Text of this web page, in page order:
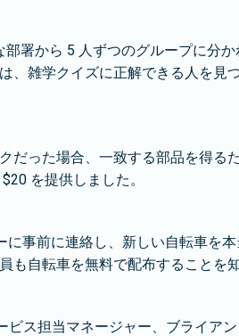
署から 5 人ずつのグループに分
、雑学クイズに正解できる人を見
だった場合、一致する部品を得る
を提供しました。
事前に連絡し、新しい自転車を
自転車を無料で配布することを
ビス担当マネージャー、ブライア